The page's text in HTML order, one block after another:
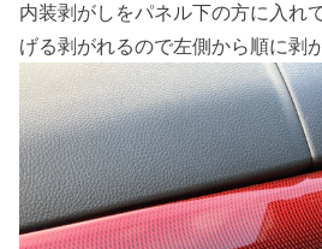
内装剥がしをパネル下の方に入れ
げる剥がれるので左側から順に剥